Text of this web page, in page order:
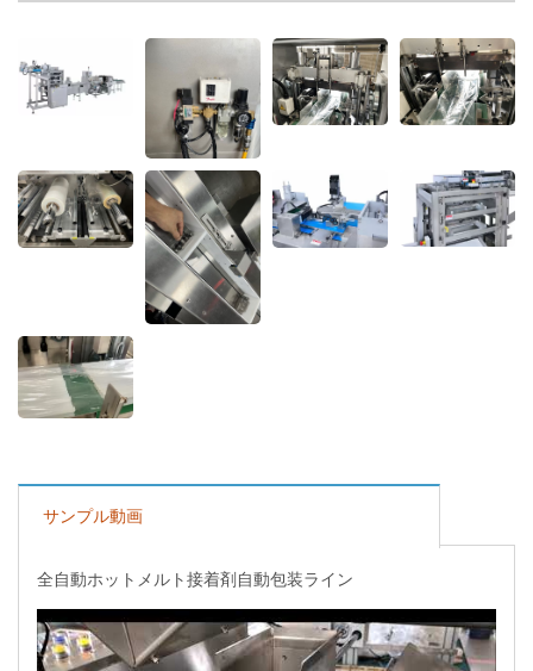
サンプル動画
全自動ホットメルト接着剤自動包装ライン